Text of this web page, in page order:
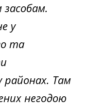
у
та
районах. Там
негодою